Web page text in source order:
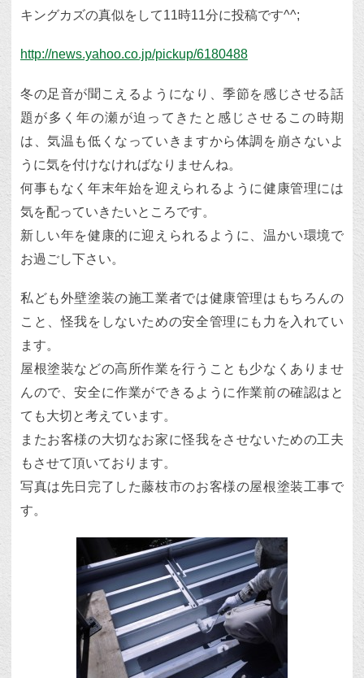
キングカズの真似をして11時11分に投稿です^^;
http://news.yahoo.co.jp/pickup/6180488
冬の足音が聞こえるようになり、季節を感じさせる話
題が多く年の瀬が迫ってきたと感じさせるこの時期
は、気温も低くなっていきますから体調を崩さないよ
うに気を付けなければなりませんね。
何事もなく年末年始を迎えられるように健康管理には
気を配っていきたいところです。
新しい年を健康的に迎えられるように、温かい環境で
お過ごし下さい。
私ども外壁塗装の施工業者では健康管理はもちろんの
こと、怪我をしないための安全管理にも力を入れてい
ます。
屋根塗装などの高所作業を行うことも少なくありませ
んので、安全に作業ができるように作業前の確認はと
ても大切と考えています。
またお客様の大切なお家に怪我をさせないための工夫
もさせて頂いております。
写真は先日完了した藤枝市のお客様の屋根塗装工事で
す。